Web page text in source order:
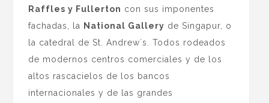
Raffles y Fullerton con sus imponentes
fachadas, la National Gallery de Singapur, o
la catedral de St. Andrew´s. Todos rodeados
de modernos centros comerciales y de los
altos rascacielos de los bancos
internacionales y de las grandes